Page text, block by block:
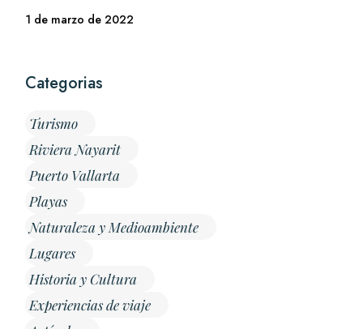
1 de marzo de 2022
Categorias
Turismo
Riviera Nayarit
Puerto Vallarta
Playas
Naturaleza y Medioambiente
Lugares
Historia y Cultura
Experiencias de viaje